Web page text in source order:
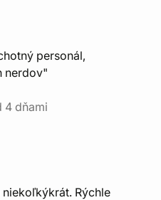
personál,
nerdov"
4 dňami
Rýchle